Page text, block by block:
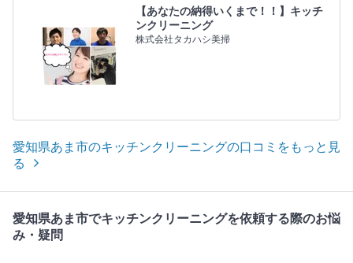
【あなたの納得いくまで！！】キッチ
ンクリーニング
株式会社タカハシ美掃
愛知県あま市のキッチンクリーニングの口コミをもっと見
る
愛知県あま市でキッチンクリーニングを依頼する際のお悩
み・疑問